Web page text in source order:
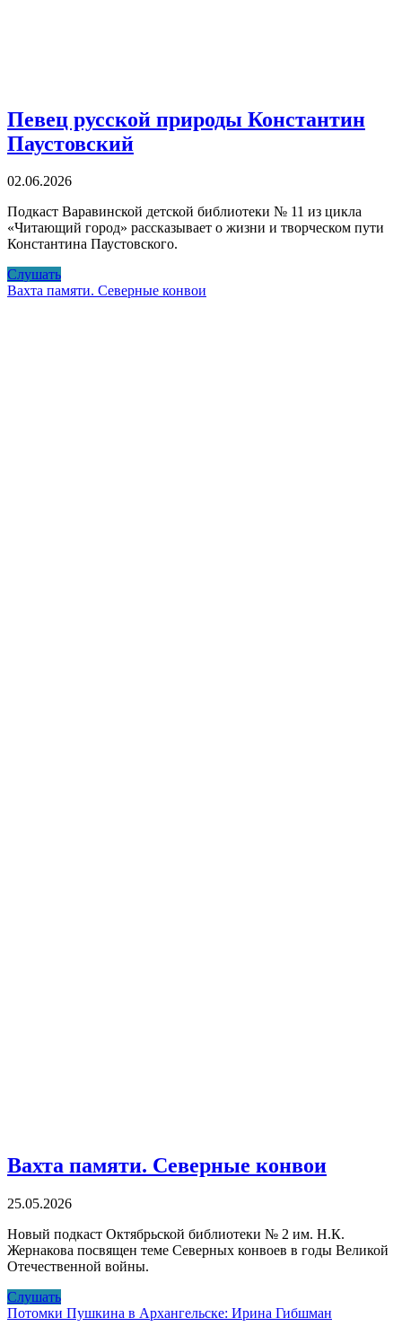
Певец русской природы Константин
Паустовский
02.06.2026
Подкаст Варавинской детской библиотеки № 11 из цикла
«Читающий город» рассказывает о жизни и творческом пути
Константина Паустовского.
СлушатьПевец
русской
Вахта памяти. Северные конвои
Вахта памяти. Северные конвои
25.05.2026
Новый подкаст Октябрьской библиотеки № 2 им. Н.К.
Жернакова посвящен теме Северных конвоев в годы Великой
Отечественной войны.
СлушатьВахта
памяти.
Потомки Пушкина в Архангельске: Ирина Гибшман